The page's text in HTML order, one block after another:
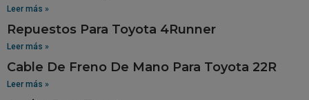
Leer más »
Repuestos Para Toyota 4Runner
Leer más »
Cable De Freno De Mano Para Toyota 22R
Leer más »